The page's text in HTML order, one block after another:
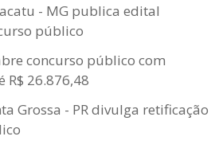
- MG publica edital
público
concurso público com
R$ 26.876,48
Grossa - PR divulga retificação